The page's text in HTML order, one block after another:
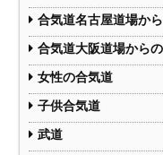
合気道名古屋道場か
合気道大阪道場から
女性の合気道
子供合気道
武道